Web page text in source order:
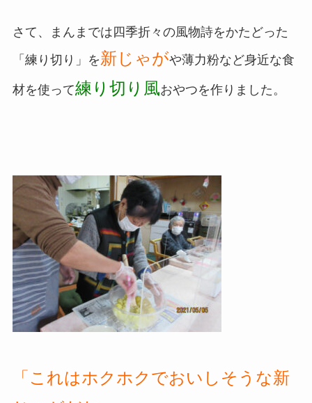
さて、まんまでは四季折々の風物詩をかたどった
「練り切り」を新じゃがや薄力粉など身近な食
材を使って練り切り風おやつを作りました。
「これはホクホクでおいしそうな新